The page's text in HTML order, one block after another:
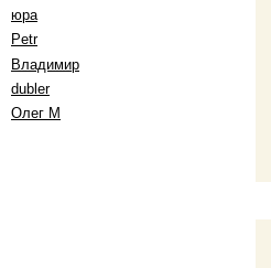
юра
Petr
Владимир
dubler
Олег М